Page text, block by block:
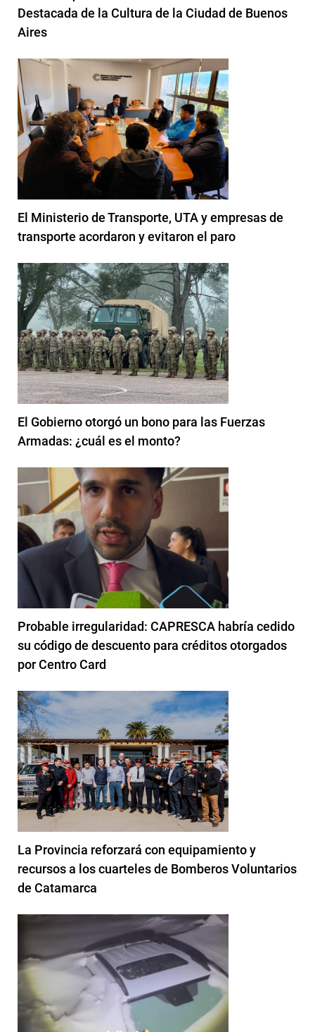
Destacada de la Cultura de la Ciudad de Buenos
Aires
El Ministerio de Transporte, UTA y empresas de
transporte acordaron y evitaron el paro
El Gobierno otorgó un bono para las Fuerzas
Armadas: ¿cuál es el monto?
Probable irregularidad: CAPRESCA habría cedido
su código de descuento para créditos otorgados
por Centro Card
La Provincia reforzará con equipamiento y
recursos a los cuarteles de Bomberos Voluntarios
de Catamarca